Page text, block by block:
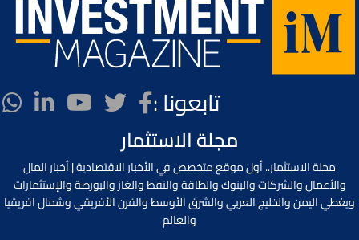
تابعونا :
مجلة الاستثمار
مجلة الاستثمار.. أول موقع متخصص في الأخبار الاقتصادية | أخبار المال
والأعمال والشركات والبنوك والطاقة والنفط والغاز والبورصة والإستثمارات
ويغطي اليمن والخليج العربي والشرق الأوسط والقرن الأفريقي وشمال افريقيا
والعالم